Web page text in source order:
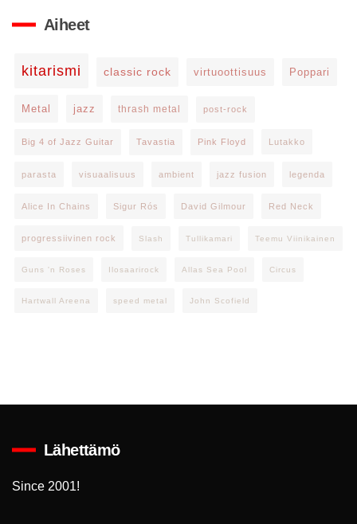
Aiheet
kitarismi classic rock virtuoottisuus Poppari
Metal jazz thrash metal post-rock
Big 4 of Jazz Guitar Tavastia Pink Floyd Lutakko
parasta visuaalisuus ambient jazz fusion legenda
Alice In Chains Sigur Rós David Gilmour Red Neck
progressiivinen rock Slash Tullikamari Teemu Viinikainen
Guns 'n Roses Ilosaarirock Allas Sea Pool Circus
Hartwall Areena speed metal John Scofield
Lähettämö
Since 2001!